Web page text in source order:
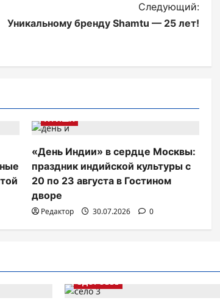
Следующий:
Уникальному бренду Shamtu — 25 лет!
АФИША
«День Индии» в сердце Москвы:
праздник индийской культуры с
20 по 23 августа в Гостином
дворе
Редактор 30.07.2026 0
ЗДОРОВЬЕ